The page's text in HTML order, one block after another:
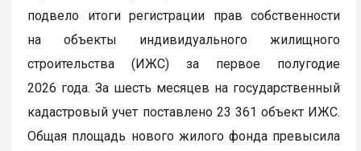
подвело итоги регистрации прав собственности
на объекты индивидуального жилищного
строительства (ИЖС) за первое полугодие
2026 года. За шесть месяцев на государственный
кадастровый учет поставлено 23 361 объект ИЖС.
Общая площадь нового жилого фонда превысила